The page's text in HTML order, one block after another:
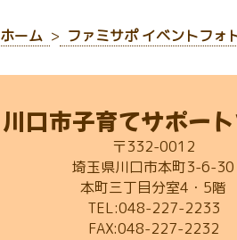
ホーム ファミサポ イベントフォ
川口市子育てサポー
〒332-0012
埼玉県川口市本町3-6-30
本町三丁目分室4・5階
TEL:048-227-2233
FAX:048-227-2232